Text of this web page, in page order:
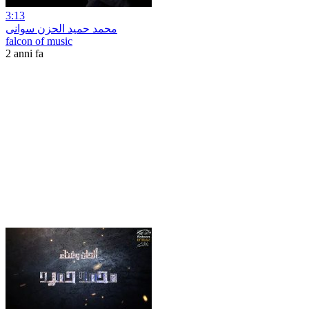
3:13
محمد حميد الحزن سوانى
falcon of music
2 anni fa